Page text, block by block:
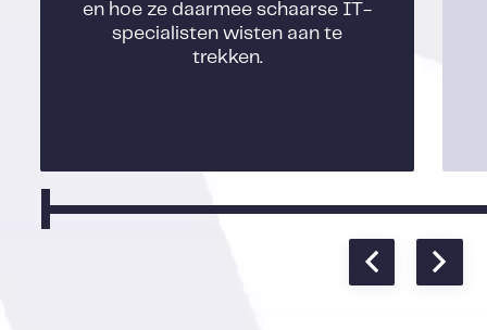
en hoe ze daarmee schaarse IT-
specialisten wisten aan te
trekken.